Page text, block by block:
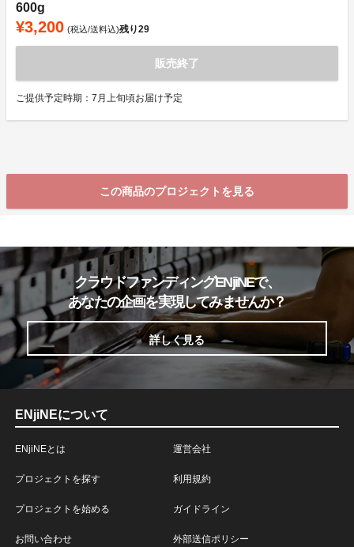
600g
¥3,200 (税込/送料込)残り29
販売終了
ご提供予定時期：7月上旬頃お届け予定
この商品のプロジェクトを見る
クラウドファンディングENjiNEで、
あなたの企画を実現してみませんか？
詳しく見る
ENjiNEについて
ENjiNEとは
プロジェクトを探す
プロジェクトを始める
お問い合わせ
運営会社
利用規約
ガイドライン
外部送信ポリシー